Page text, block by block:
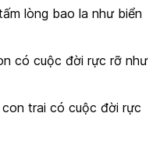
lòng bao la như biển
có cuộc đời rực rỡ như
trai có cuộc đời rực